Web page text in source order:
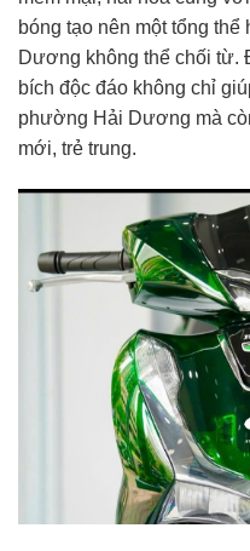
bóng tạo nên một tổng
Dương không thể chối từ.
bích độc đáo không chỉ
phường Hải Dương mà
mới, trẻ trung.